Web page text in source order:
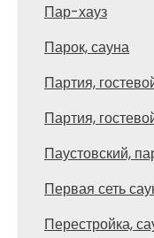
Пар-хауз
Парок, сауна
Партия,
Партия,
Паустовский,
Первая сеть
Перестройка,